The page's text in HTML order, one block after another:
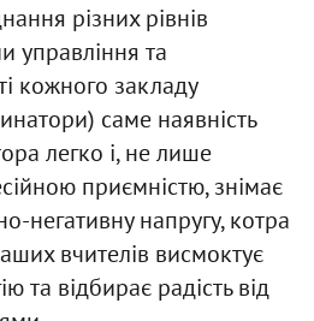
різних рівнів
управління та
кожного закладу
саме наявність
легко і, не лише
приємністю, знімає
негативну напругу, котра
вчителів висмоктує
та відбирає радість від